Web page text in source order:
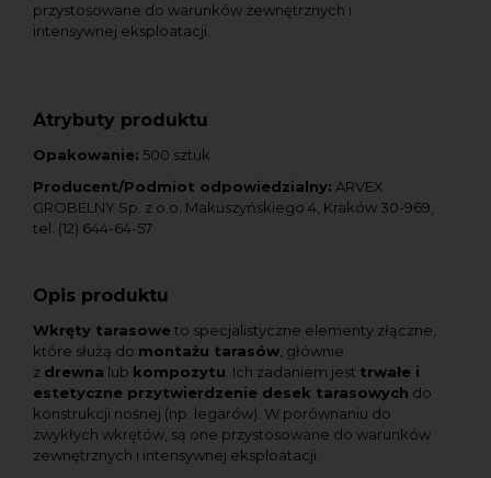
przystosowane do warunków zewnętrznych i
intensywnej eksploatacji.
Atrybuty produktu
Opakowanie: 500 sztuk
Producent/Podmiot odpowiedzialny: ARVEX
GROBELNY Sp. z o.o. Makuszyńskiego 4, Kraków 30-969,
tel. (12) 644-64-57
Opis produktu
Wkręty tarasoweto specjalistyczne elementy złączne,
które służą do montażu tarasów , głównie
z drewna lub kompozytu . Ich zadaniem jest trwałe i
estetyczne przytwierdzenie desek tarasowych do
konstrukcji nośnej (np. legarów). W porównaniu do
zwykłych wkrętów, są one przystosowane do warunków
zewnętrznych i intensywnej eksploatacji.